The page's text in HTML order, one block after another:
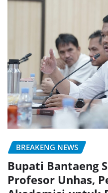
BREAKENG NEWS
Bupati Bantaeng
Profesor Unhas,